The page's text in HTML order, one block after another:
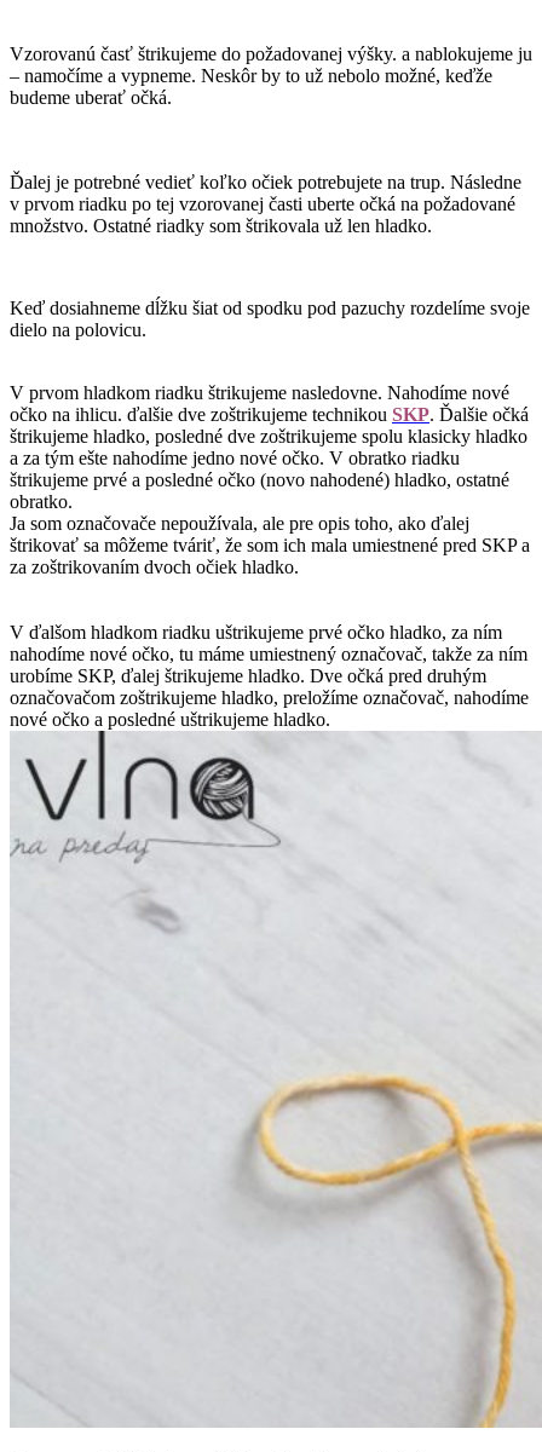
Vzorovanú časť štrikujeme do požadovanej výšky. a nablokujeme ju
– namočíme a vypneme. Neskôr by to už nebolo možné, keďže
budeme uberať očká.
Ďalej je potrebné vedieť koľko očiek potrebujete na trup. Následne
v prvom riadku po tej vzorovanej časti uberte očká na požadované
množstvo. Ostatné riadky som štrikovala už len hladko.
Keď dosiahneme dĺžku šiat od spodku pod pazuchy rozdelíme svoje
dielo na polovicu.
V prvom hladkom riadku štrikujeme nasledovne. Nahodíme nové
očko na ihlicu. ďalšie dve zoštrikujeme technikou SKP. Ďalšie očká
štrikujeme hladko, posledné dve zoštrikujeme spolu klasicky hladko
a za tým ešte nahodíme jedno nové očko. V obratko riadku
štrikujeme prvé a posledné očko (novo nahodené) hladko, ostatné
obratko.
Ja som označovače nepoužívala, ale pre opis toho, ako ďalej
štrikovať sa môžeme tváriť, že som ich mala umiestnené pred SKP a
za zoštrikovaním dvoch očiek hladko.
V ďalšom hladkom riadku uštrikujeme prvé očko hladko, za ním
nahodíme nové očko, tu máme umiestnený označovač, takže za ním
urobíme SKP, ďalej štrikujeme hladko. Dve očká pred druhým
označovačom zoštrikujeme hladko, preložíme označovač, nahodíme
nové očko a posledné uštrikujeme hladko.